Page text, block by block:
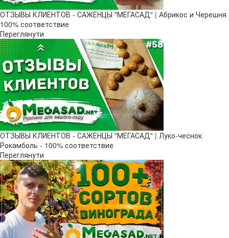
ОТЗЫВЫ КЛИЕНТОВ - САЖЕНЦЫ "МЕГАСАД" | Абрикос и Черешня
100% соответствие
Переглянути
ОТЗЫВЫ КЛИЕНТОВ - САЖЕНЦЫ "МЕГАСАД" | Луко-чеснок
Рокамболь - 100% соответствие
Переглянути